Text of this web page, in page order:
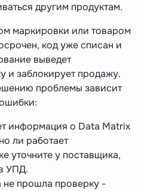
другим продуктам.
маркировки или товаром
код уже списан и
выведет
и заблокирует продажу.
проблемы зависит
информация о Data Matrix
ли работает
уточните у поставщика,
УПД.
не прошла проверку -